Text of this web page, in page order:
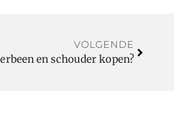
VOLGENDE
en schouder kopen?